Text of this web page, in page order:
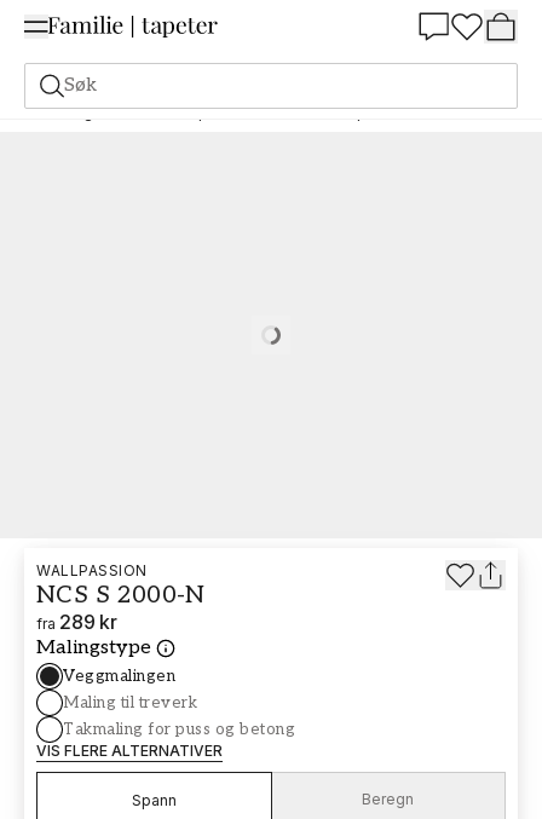
Søk
Maling Bestill basert på NCS Bestill basert på NCS 2000-N
Loading…
WALLPASSION
NCS S 2000-N
fra 289 kr
Malingstype
Veggmalingen
Maling til treverk
Takmaling for puss og betong
VIS FLERE ALTERNATIVER
Spann Beregn